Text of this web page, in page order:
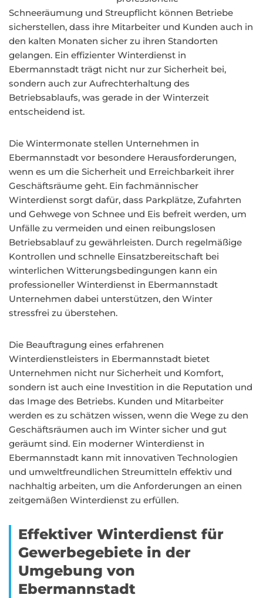
Schneeräumung und Streupflicht können Betriebe
sicherstellen, dass ihre Mitarbeiter und Kunden auch in
den kalten Monaten sicher zu ihren Standorten
gelangen. Ein effizienter Winterdienst in
Ebermannstadt trägt nicht nur zur Sicherheit bei,
sondern auch zur Aufrechterhaltung des
Betriebsablaufs, was gerade in der Winterzeit
entscheidend ist.
Die Wintermonate stellen Unternehmen in
Ebermannstadt vor besondere Herausforderungen,
wenn es um die Sicherheit und Erreichbarkeit ihrer
Geschäftsräume geht. Ein fachmännischer
Winterdienst sorgt dafür, dass Parkplätze, Zufahrten
und Gehwege von Schnee und Eis befreit werden, um
Unfälle zu vermeiden und einen reibungslosen
Betriebsablauf zu gewährleisten. Durch regelmäßige
Kontrollen und schnelle Einsatzbereitschaft bei
winterlichen Witterungsbedingungen kann ein
professioneller Winterdienst in Ebermannstadt
Unternehmen dabei unterstützen, den Winter
stressfrei zu überstehen.
Die Beauftragung eines erfahrenen
Winterdienstleisters in Ebermannstadt bietet
Unternehmen nicht nur Sicherheit und Komfort,
sondern ist auch eine Investition in die Reputation und
das Image des Betriebs. Kunden und Mitarbeiter
werden es zu schätzen wissen, wenn die Wege zu den
Geschäftsräumen auch im Winter sicher und gut
geräumt sind. Ein moderner Winterdienst in
Ebermannstadt kann mit innovativen Technologien
und umweltfreundlichen Streumitteln effektiv und
nachhaltig arbeiten, um die Anforderungen an einen
zeitgemäßen Winterdienst zu erfüllen.
Effektiver Winterdienst für
Gewerbegebiete in der
Umgebung von
Ebermannstadt